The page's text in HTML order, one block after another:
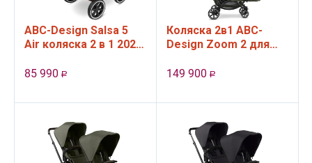
ABC-Design Salsa 5
Air коляска 2 в 1 2025,
85 990 Р
Коляска 2в1 ABC-
Design Zoom 2 для
149 900 Р